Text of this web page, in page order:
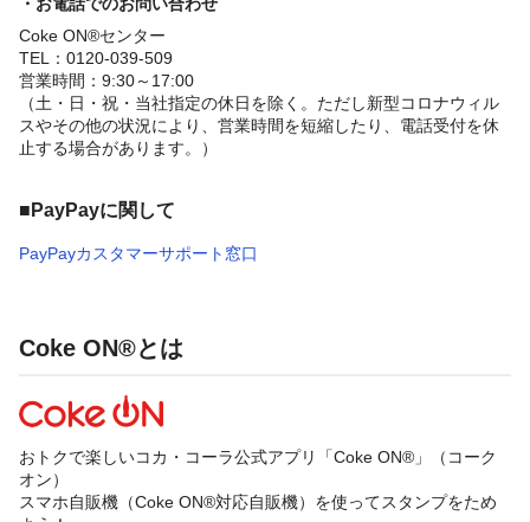
Coke ON®センター
TEL：0120-039-509
営業時間：9:30～17:00
（土・日・祝・当社指定の休日を除く。ただし新型コロナウィル
スやその他の状況により、営業時間を短縮したり、電話受付を休
止する場合があります。）
■PayPayに関して
PayPayカスタマーサポート窓口
Coke ON®とは
おトクで楽しいコカ・コーラ公式アプリ「Coke ON®」（コーク
オン）
スマホ自販機（Coke ON®対応自販機）を使ってスタンプをため